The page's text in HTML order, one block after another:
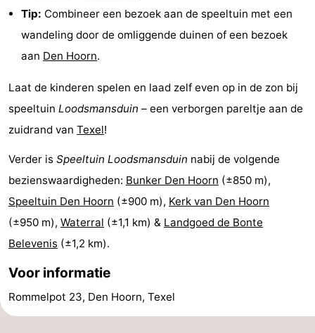
Hoogelandt
Beach
Park
Texel
-
Buytenveldt
-
De
Krim
-
EuroParcs
Texel
-
Kustpark
-
Strandhuys
-
Tip: Combineer een bezoek aan de speeltuin met een
wandeling door de omliggende duinen of een bezoek
aan Den Hoorn.
Laat de kinderen spelen en laad zelf even op in de zon bij
speeltuin Loodsmansduin – een verborgen pareltje aan de
zuidrand van Texel!
Verder is Speeltuin Loodsmansduin nabij de volgende
bezienswaardigheden: Bunker Den Hoorn (±850 m),
Speeltuin Den Hoorn (±900 m), Kerk van Den Hoorn
(±950 m), Waterral (±1,1 km) & Landgoed de Bonte
Belevenis (±1,2 km).
Voor informatie
Rommelpot 23, Den Hoorn, Texel